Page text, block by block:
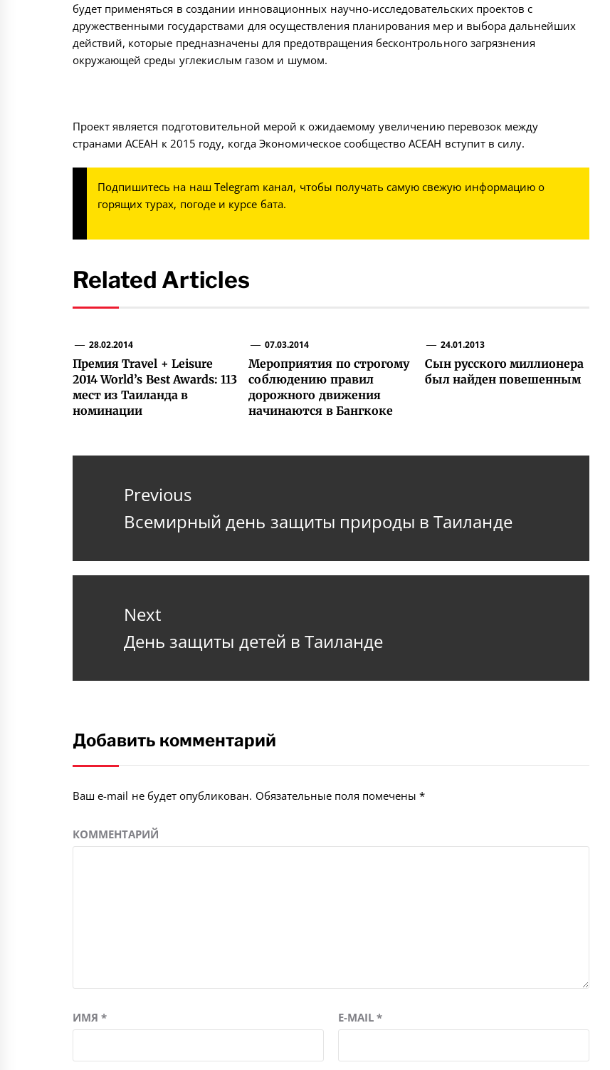
будет применяться в создании инновационных научно-исследовательских проектов с
дружественными государствами для осуществления планирования мер и выбора дальнейших
действий, которые предназначены для предотвращения бесконтрольного загрязнения
окружающей среды углекислым газом и шумом.
Проект является подготовительной мерой к ожидаемому увеличению перевозок между
странами АСЕАН к 2015 году, когда Экономическое сообщество АСЕАН вступит в силу.
Подпишитесь на наш Telegram канал, чтобы получать самую свежую информацию о
горящих турах, погоде и курсе бата.
Related Articles
28.02.2014
Премия Travel + Leisure
2014 World’s Best Awards: 113
мест из Таиланда в
номинации
07.03.2014
Мероприятия по строгому
соблюдению правил
дорожного движения
начинаются в Бангкоке
24.01.2013
Сын русского миллионера
был найден повешенным
Навигация
записям
Previous
Previous
Всемирный день защиты природы в Таиланде
Next
Next
День защиты детей в Таиланде
Добавить комментарий
Ваш e-mail не будет опубликован. Обязательные поля помечены*
КОММЕНТАРИЙ
ИМЯ* E-MAIL*